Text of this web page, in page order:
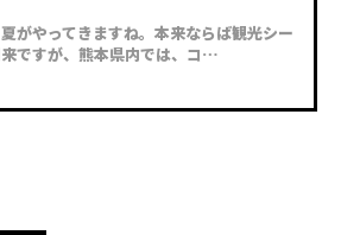
がやってきますね。本来ならば観光シー
ですが、熊本県内では、コ…